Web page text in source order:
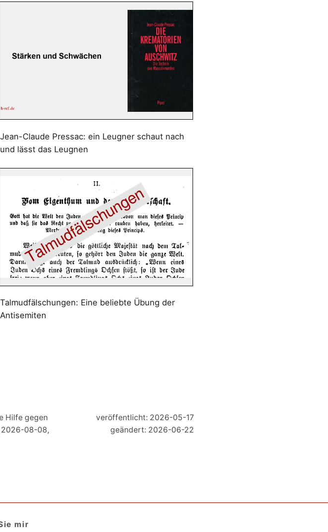
Jean-Claude Pressac: ein Leugner schaut nach
und lässt das Leugnen
Talmudfälschungen: Eine beliebte Übung der
Antisemiten
Hilfe gegen
2026-08-08,
veröffentlicht: 2026-05-17
geändert: 2026-06-22
mir